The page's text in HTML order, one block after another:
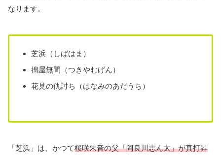
なります。
芝浜（しばはま）
搗屋無間（つきやむげん）
花見の仇討ち（はなみのあだうち）
「芝浜」は、かつて桜咲朱音の父「阿良川志ん太」が真打昇